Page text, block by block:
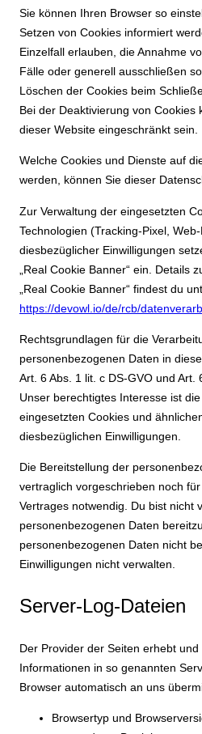
Sie können Ihren Browser so
Setzen von Cookies informiert
Einzelfall erlauben, die Annahme
Fälle oder generell ausschließen
Löschen der Cookies beim
Bei der Deaktivierung von Cookies
dieser Website eingeschränkt sein.
Welche Cookies und Dienste auf
werden, können Sie dieser
Zur Verwaltung der eingesetzten
Technologien (Tracking-Pixel,
diesbezüglicher Einwilligungen
„Real Cookie Banner“ ein. Details
„Real Cookie Banner“ findest du
https://devowl.io/de/rcb/
Rechtsgrundlagen für die
personenbezogenen Daten in
Art. 6 Abs. 1 lit. c DS-GVO und Art.
Unser berechtigtes Interesse ist
eingesetzten Cookies und
diesbezüglichen Einwilligungen.
Die Bereitstellung der
vertraglich vorgeschrieben noch
Vertrages notwendig. Du bist nicht
personenbezogenen Daten
personenbezogenen Daten nicht
Einwilligungen nicht verwalten.
Server-Log-Dateien
Der Provider der Seiten erhebt
Informationen in so genannten
Browser automatisch an uns
Browsertyp und